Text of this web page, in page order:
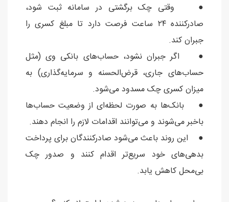
● وقتی چک برگشتی در سامانه ثبت شود،
صادرکننده ۲۴ ساعت فرصت دارد تا مبلغ کسری را
جبران کند.
● اگر جبران نشود، حساب‌های بانکی وی (مثل
حساب‌های جاری، قرض‌الحسنه و سرمایه‌گذاری) به
میزان کسری چک مسدود می‌شود.
● بانک‌ها به صورت لحظه‌ای از وضعیت حساب‌ها
باخبر می‌شوند و می‌توانند اقدامات لازم را انجام دهند.
● این روند باعث می‌شود صادرکنندگان برای پرداخت
بدهی‌های خود سریع‌تر اقدام کنند و صدور چک
بی‌محل کاهش یابد.